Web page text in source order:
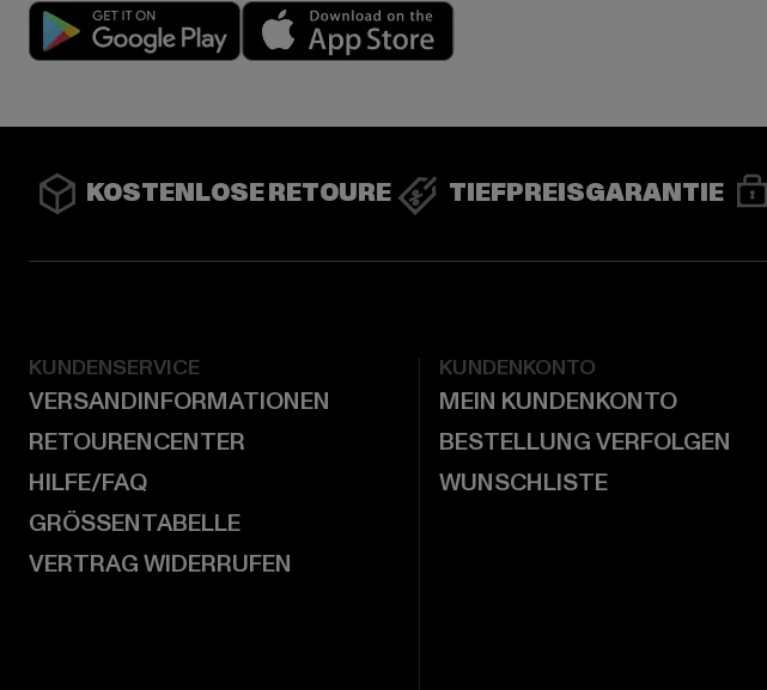
Play market
KOSTENLOSE RETOURE TIEFPREISGARANTIE
KUNDENSERVICE
VERSANDINFORMATIONEN
RETOURENCENTER
HILFE/FAQ
GRÖSSENTABELLE
VERTRAG WIDERRUFEN
KUNDENKONTO
MEIN KUNDENKONTO
BESTELLUNG VERFOLGEN
WUNSCHLISTE